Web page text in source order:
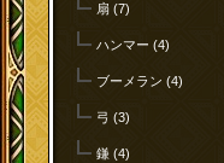
扇 (7)
ハンマー (4)
ブーメラン (4)
弓 (3)
鎌 (4)